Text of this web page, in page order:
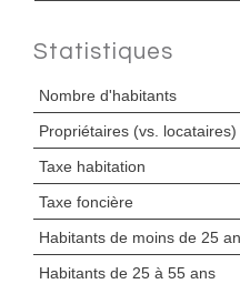
Statistiques
Nombre d'habitants
Propriétaires (vs. locataires)
Taxe habitation
Taxe foncière
Habitants de moins de 25
Habitants de 25 à 55 ans